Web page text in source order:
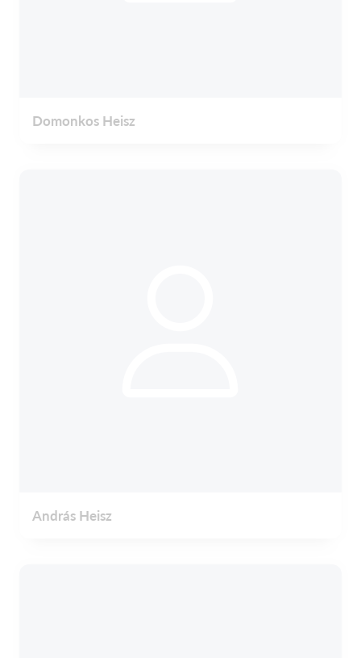
Domonkos Heisz
András Heisz